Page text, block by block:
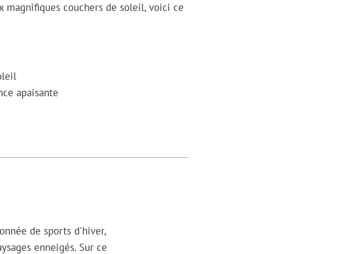
couchers de soleil, voici ce
apaisante
de sports d'hiver,
enneigés. Sur ce